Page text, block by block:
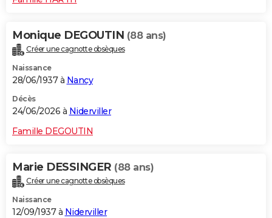
Bricolage
Lifestyle
Culture
Sport
Auto
Television
Voyage
Cinema
Monique DEGOUTIN (88 ans)
Créer une cagnotte obsèques
Naissance
28/06/1937 à Nancy
Décès
24/06/2026 à Niderviller
Famille DEGOUTIN
Marie DESSINGER (88 ans)
Créer une cagnotte obsèques
Naissance
12/09/1937 à Niderviller